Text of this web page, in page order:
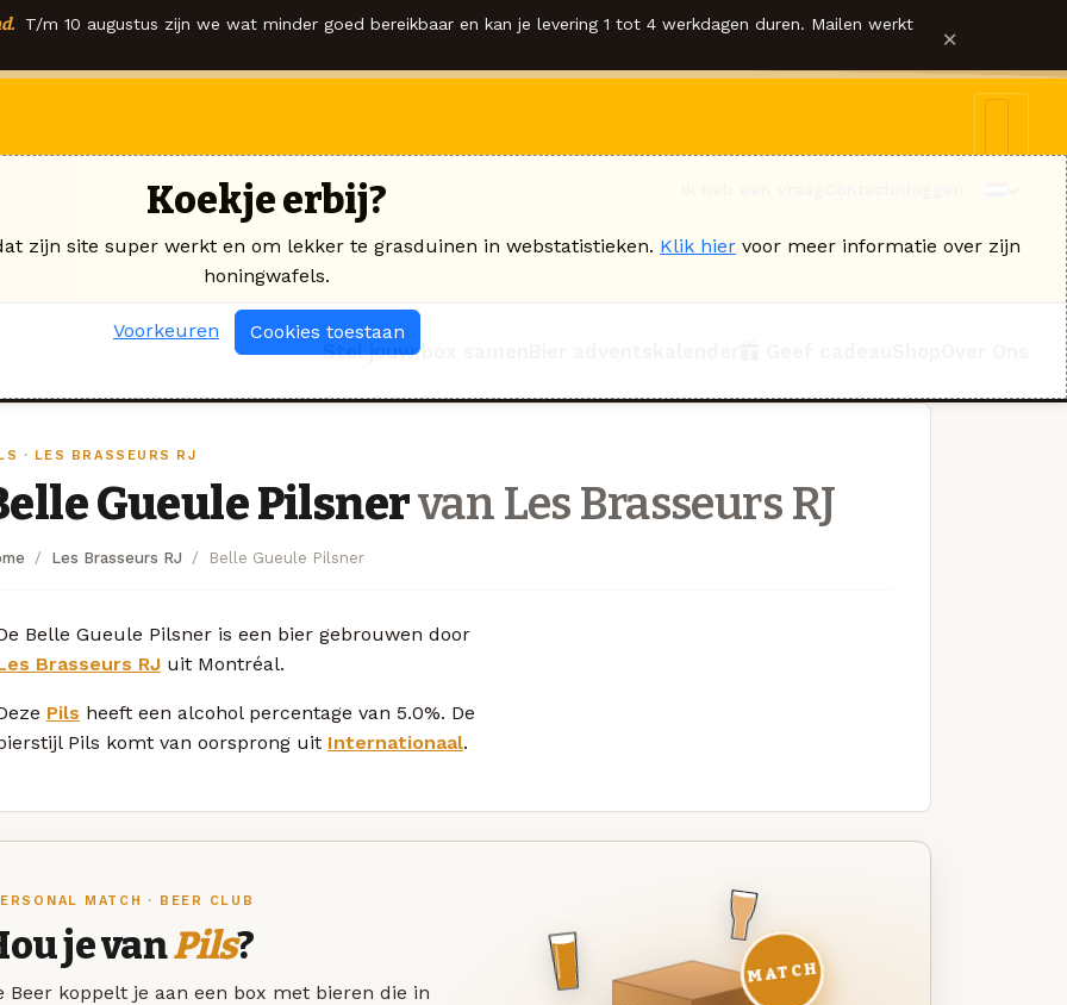
T/m 10 augustus zijn we wat minder goed bereikbaar en kan je levering 1 tot 4 werkdagen duren. Mailen werkt ×
Stel jouw box samen
· LES BRASSEURS RJ
Gueule Pilsnervan Les Brasseurs RJ
Les Brasseurs RJ Belle Gueule Pilsner
Belle Gueule Pilsner is een bier gebrouwen door
Brasseurs RJ uit Montréal.
Pils heeft een alcohol percentage van 5.0%. De
Pils komt van oorsprong uit Internationaal.
MATCH · BEER CLUB
je vanPils?
Beer koppelt je aan een box met bieren die in
MATCH
Koekje erbij?
zijn site super werkt en om lekker te grasduinen in webstatistieken. Klik hier voor meer informatie over zijn
honingwafels.
Voorkeuren Cookies toestaan